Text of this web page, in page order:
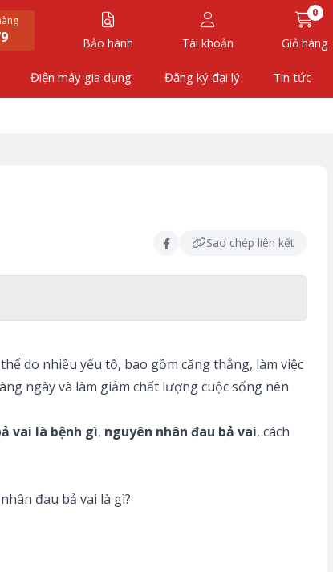
Bảo hành Tài khoản
0
Giỏ hàng
Điện máy gia dụng Đăng ký đại lý Tin tức
Sao chép liên kết
do nhiều yếu tố, bao gồm căng thẳng, làm việc
ngày và làm giảm chất lượng cuộc sống nên
vai là bệnh gì, nguyên nhân đau bả vai, cách
đau bả vai là gì?